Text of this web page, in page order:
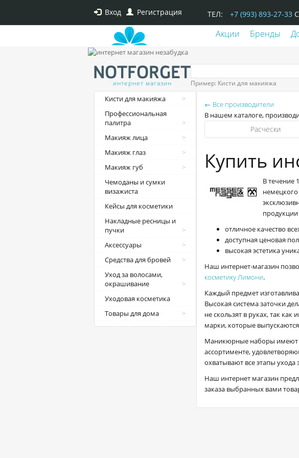
Вход Регистрация ТЕЛ: +7 (993) 893-27-33
Акции Бренды
интернет магазин Пример: Кисти для макияжа
Кисти для макияжа
Профессиональная
палитра
Макияж лица
Макияж глаз
Макияж губ
Чемоданы и сумки
визажиста
Кейсы для косметики
Накладные ресницы и
пучки
Аксессуары
Средства для бровей
Уход за волосами,
окрашивание
Уходовая косметика
Товары для дома
← Все производители
В нашем каталоге,
Pасчески
Купить
В течение
немецкого
отличное качество
доступная ценовая
высокая эстетика
Наш интернет-магазин
косметику Лимони.
Каждый предмет
Высокая система заточки
не скользят в руках, так
марки, которые
Маникюрные наборы имеют
ассортименте,
охватывают все этапы ухода
Наш интернет магазин
заказа выбранных вами